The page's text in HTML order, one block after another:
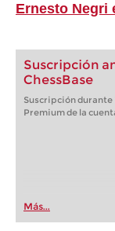
Ernesto Negri
Suscripción
ChessBase
Suscripción durante
Premium de la
Más...